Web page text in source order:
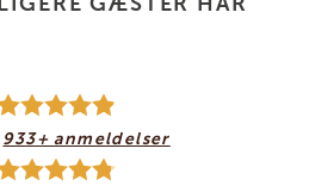
933+ anmeldelser